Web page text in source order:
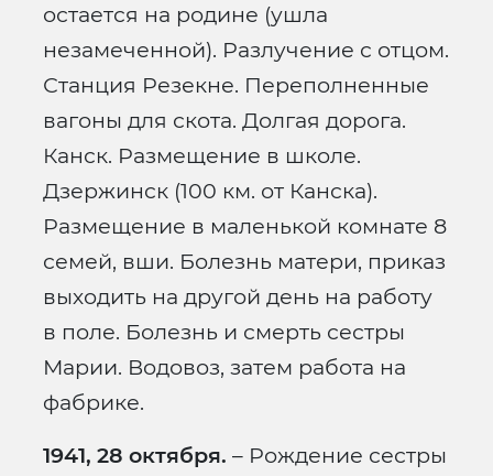
остается на родине (ушла
незамеченной). Разлучение с отцом.
Станция Резекне. Переполненные
вагоны для скота. Долгая дорога.
Канск. Размещение в школе.
Дзержинск (100 км. от Канска).
Размещение в маленькой комнате 8
семей, вши. Болезнь матери, приказ
выходить на другой день на работу
в поле. Болезнь и смерть сестры
Марии. Водовоз, затем работа на
фабрике.
1941, 28 октября. – Рождение сестры